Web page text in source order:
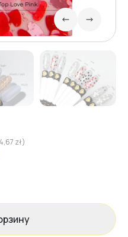
4,67 zł)